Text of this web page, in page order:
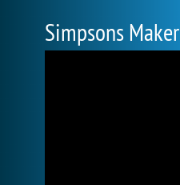
Simpsons Maker